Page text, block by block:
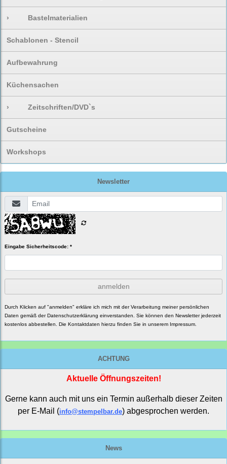
› Bastelmaterialien
Schablonen - Stencil
Aufbewahrung
Küchensachen
› Zeitschriften/DVD`s
Gutscheine
Workshops
Newsletter
Eingabe Sicherheitscode: *
anmelden
Durch Klicken auf "anmelden" erkläre ich mich mit der Verarbeitung meiner persönlichen
Daten gemäß derDatenschutzerklärung einverstanden. Sie können den Newsletter jederzeit
kostenlos abbestellen. Die Kontaktdaten hierzu finden Sie in unserem Impressum.
ACHTUNG
Aktuelle Öffnungszeiten!
Gerne kann auch mit uns ein Termin außerhalb dieser Zeiten
per E-Mail (info@stempelbar.de) abgesprochen werden.
News